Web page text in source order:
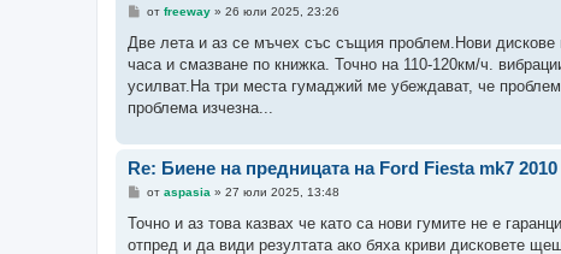
М
е
и
е
от freeway» 26 юли 2025, 23:26
Две лета и аз се мъчех със същия проблем.Нови дискове
часа и смазване по книжка. Точно на 110-120км/ч.
усилват.На три места гумаджий ме убеждават, че
проблема изчезна...
Re: Биене на предницата на Ford Fiesta mk7
М
е
и
от aspasia » 27 юли 2025, 13:48
Точно и аз това казвах че като са нови гумите не е
отпред и да види резултата ако бяха криви дисковете